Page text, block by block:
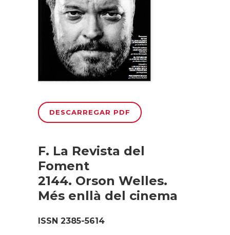
DESCARREGAR PDF
F. La Revista del
Foment
2144. Orson Welles.
Més enllà del cinema
ISSN 2385-5614